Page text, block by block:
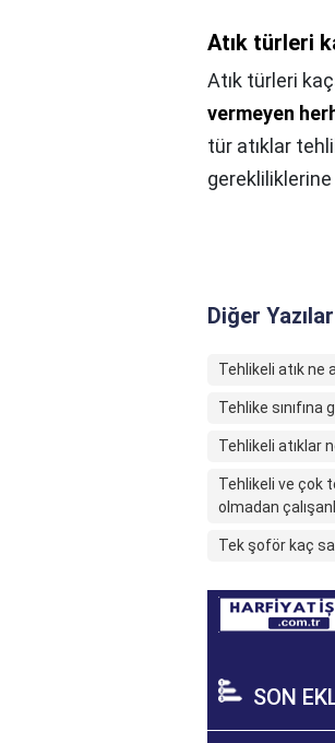
Atık türleri
Atık türleri
vermeyen
tür atıklar
Diğer Yazılar
Tehlikeli atık ne
Tehlike
Tehlikeli atıklar
Tehlikeli ve çok
olmadan
Tek şoför kaç
SON